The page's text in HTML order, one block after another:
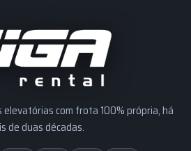
com frota 100% própria, há
de duas décadas.